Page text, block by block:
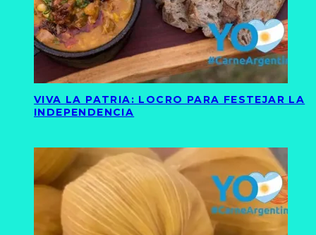
VIVA LA PATRIA: LOCRO PARA FESTEJAR LA
INDEPENDENCIA